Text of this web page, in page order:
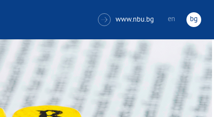
 www.nbu.bg en bg